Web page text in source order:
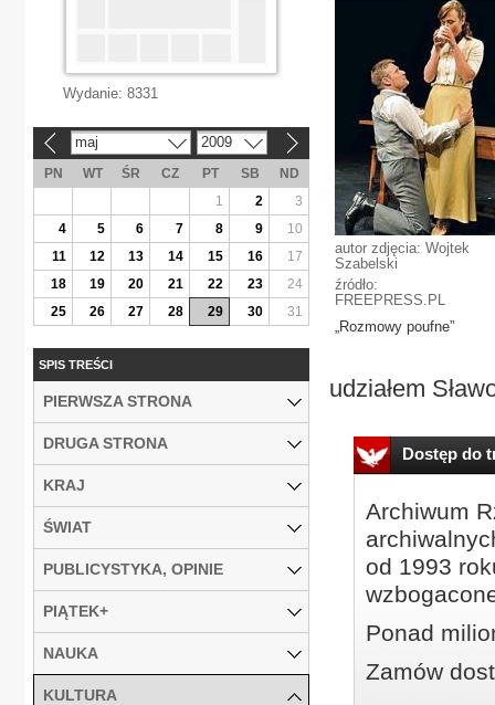
autor zdjęcia: Wojtek
Szabelski
źródło:
FREEPRESS.PL
„Rozmowy poufne”
udziałem
Dostęp do
Archiwum
od 1993
Ponad
Zamów
Wydanie: 8331
maj 2009
PN WT ŚR CZ PT SB
ND
1
2
3
4
5 6 7 8 9
10
11
12 13 14 15 16
17
18
19 20 21 22 23
24
25
26 27 28 29 30 31
SPIS TREŚCI
PIERWSZA STRONA
DRUGA STRONA
KRAJ
ŚWIAT
PUBLICYSTYKA, OPINIE
PIĄTEK+
NAUKA
KULTURA